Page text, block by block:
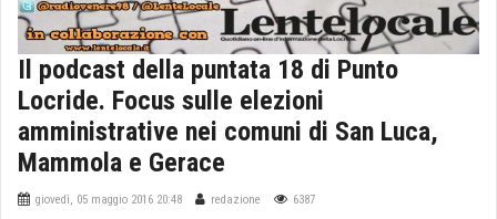
Il podcast della puntata 18 di Punto
Locride. Focus sulle elezioni
amministrative nei comuni di San Luca,
Mammola e Gerace
giovedì, 05 maggio 2016 20:48 redazione 6387